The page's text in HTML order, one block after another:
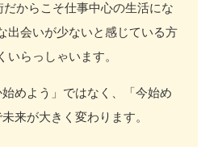
だからこそ仕事中心の生活にな
出会いが少ないと感じている方
いらっしゃいます。
めよう」ではなく、「今始め
来が大きく変わります。